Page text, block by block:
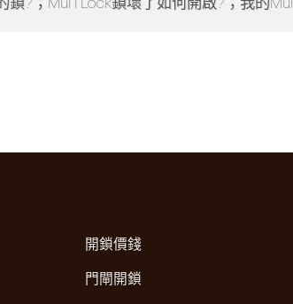
開鎖價錢
門閘開鎖